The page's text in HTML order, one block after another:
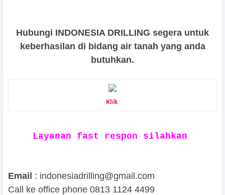
Hubungi INDONESIA DRILLING segera untuk
keberhasilan di bidang air tanah yang anda
butuhkan.
Klik
Layanan fast respon silahkan
Email : indonesiadrilling@gmail.com
Call ke office phone 0813 1124 4499